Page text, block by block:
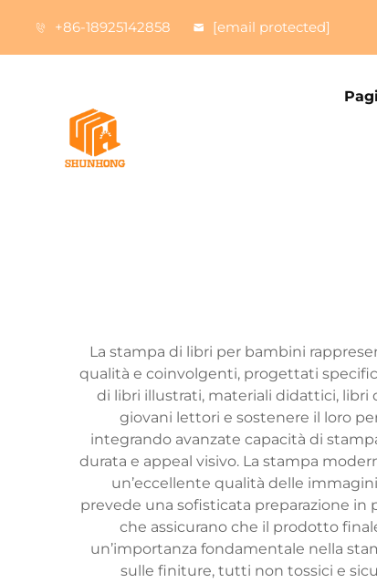
+86-18925142858 [email protected]
La stampa di libri per bambini
qualità e coinvolgenti, progettati
di libri illustrati, materiali didattici, libri
giovani lettori e sostenere il loro
integrando avanzate capacità di
durata e appeal visivo. La stampa
un’eccellente qualità delle
prevede una sofisticata preparazione in
che assicurano che il prodotto
un’importanza fondamentale nella
sulle finiture, tutti non tossici e